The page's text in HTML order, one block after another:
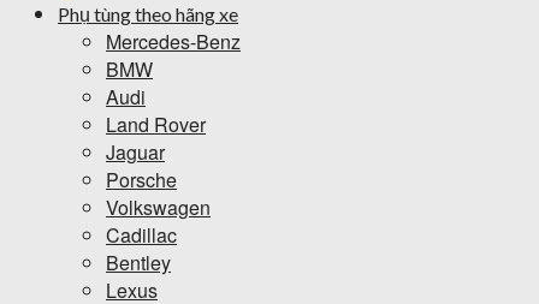
Phụ tùng theo hãng xe
Mercedes-Benz
BMW
Audi
Land Rover
Jaguar
Porsche
Volkswagen
Cadillac
Bentley
Lexus